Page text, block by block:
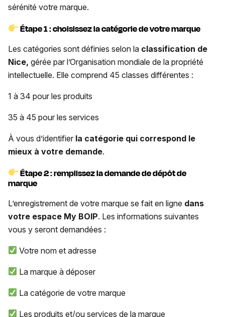
sérénité votre marque.
Étape 1 : choisissez la catégorie de votre marque
Les catégories sont définies selon la classification de
Nice, gérée par l’Organisation mondiale de la propriété
intellectuelle. Elle comprend 45 classes différentes :
1 à 34 pour les produits
35 à 45 pour les services
À vous d’identifier la catégorie qui correspond le
mieux à votre demande.
Étape 2 : remplissez la demande de dépôt de
marque
L’enregistrement de votre marque se fait en ligne dans
votre espace My BOIP. Les informations suivantes
vous y seront demandées :
Votre nom et adresse
La marque à déposer
La catégorie de votre marque
Les produits et/ou services de la marque